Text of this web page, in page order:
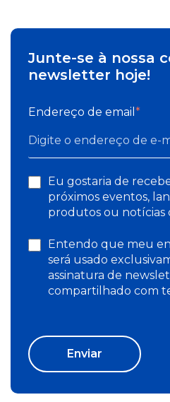
Junte-se à nossa
newsletter hoje!
Endereço de email *
Eu gostaria de
próximos eventos,
produtos ou notícias
Entendo que meu
será usado
assinatura de
compartilhado com